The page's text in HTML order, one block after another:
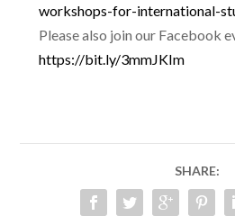
workshops-for-international-
Please also join our Facebook
https://bit.ly/3mmJKIm
SHARE: